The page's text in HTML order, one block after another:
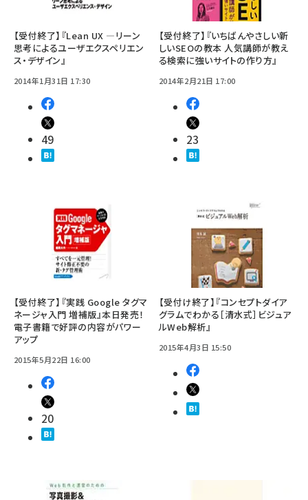
【受付終了】『Lean UX ―リーン
思考によるユーザエクスペリエン
ス・デザイン』
2014年1月31日 17:30
49
【受付終了】『いちばんやさしい新
しいSEOの教本 人気講師が教え
る検索に強いサイトの作り方』
2014年2月21日 17:00
23
【受付終了】『実践 Google タグマ
ネージャ入門 増補版』本日発売！
電子書籍で好評の内容がパワー
アップ
2015年5月22日 16:00
20
【受付け終了】『コンセプトダイア
グラムでわかる［清水式］ビジュア
ルWeb解析』
2015年4月3日 15:50